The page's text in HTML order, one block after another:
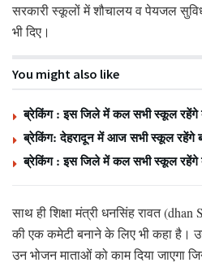
सरकारी स्कूलों में शौचालय व पेयजल
भी दिए।
You might also like
ब्रेकिंग : इस जिले में कल सभी स्कूल रहेंगे
ब्रेकिंग: देहरादून में आज सभी स्कूल रहेंगे
ब्रेकिंग : इस जिले में कल सभी स्कूल रहेंगे
साथ ही शिक्षा मंत्री धनसिंह रावत
की एक कमेटी बनाने के लिए भी कहा है।
उन भोजन माताओं को काम दिया जाएगा